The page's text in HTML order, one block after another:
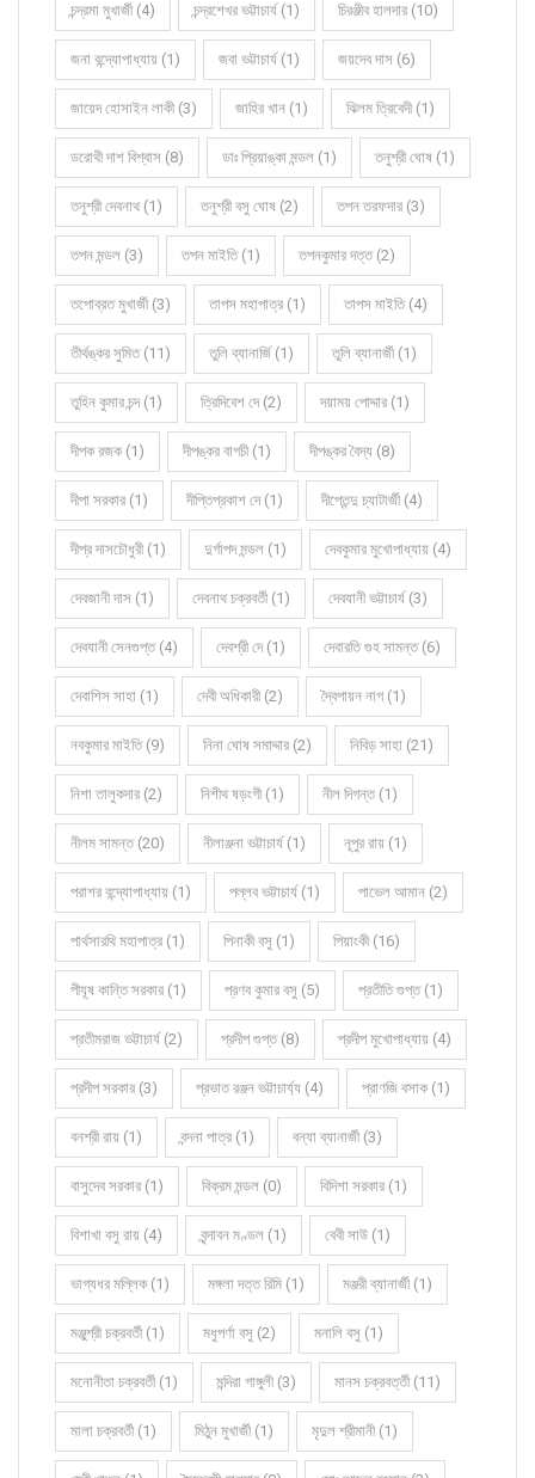
চন্দ্রমা মুখার্জী (4) চন্দ্রশেখর ভট্টাচার্য (1) চিরঞ্জীব হালদার (10)
জনা বন্দ্যোপাধ্যায় (1) জবা ভট্টাচার্য (1) জয়দেব দাস (6)
জায়েদ হোসাইন লাকী (3) জাহির খান (1) ঝিলম ত্রিবেদী (1)
ডরোথী দাশ বিশ্বাস (8) ডাঃ প্রিয়াঙ্কা মন্ডল (1) তনুশ্রী ঘোষ (1)
তনুশ্রী দেবনাথ (1) তনুশ্রী বসু ঘোষ (2) তপন তরফদার (3)
তপন মন্ডল (3) তপন মাইতি (1) তপনকুমার দত্ত (2)
তপোব্রত মুখার্জী (3) তাপস মহাপাত্র (1) তাপস মাইতি (4)
তীর্থঙ্কর সুমিত (11) তুলি ব্যানার্জি (1) তুলি ব্যানার্জী (1)
তুহিন কুমার চন্দ (1) ত্রিদিবেশ দে (2) দয়াময় পোদ্দার (1)
দীপক রজক (1) দীপঙ্কর বাগচী (1) দীপঙ্কর বৈদ্য (8)
দীপা সরকার (1) দীপ্তিপ্রকাশ দে (1) দীপ্তেন্দু চ্যাটার্জী (4)
দীপ্র দাসচৌধুরী (1) দুর্গাপদ মন্ডল (1) দেবকুমার মুখোপাধ্যায় (4)
দেবজানী দাস (1) দেবনাথ চক্রবর্তী (1) দেবযানী ভট্টাচার্য (3)
দেবযানী সেনগুপ্ত (4) দেবশ্রী দে (1) দেবারতি গুহ সামন্ত (6)
দেবাশিস সাহা (1) দেবী অধিকারী (2) দ্বৈপায়ন নাগ (1)
নবকুমার মাইতি (9) নিনা ঘোষ সমাদ্দার (2) নিবিড় সাহা (21)
নিশা তালুকদার (2) নিশীথ ষড়ংগী (1) নীল দিগন্ত (1)
নীলম সামন্ত (20) নীলাঞ্জনা ভট্টাচার্য (1) নূপুর রায় (1)
পরাশর বন্দ্যোপাধ্যায় (1) পল্লব ভট্টাচার্য (1) পাভেল আমান (2)
পার্থসারথি মহাপাত্র (1) পিনাকী বসু (1) পিয়াংকী (16)
পীযূষ কান্তি সরকার (1) প্রণব কুমার বসু (5) প্রতীতি গুপ্ত (1)
প্রতীমরাজ ভট্টাচার্য (2) প্রদীপ গুপ্ত (8) প্রদীপ মুখোপাধ্যায় (4)
প্রদীপ সরকার (3) প্রভাত রঞ্জন ভট্টাচার্য্য (4) প্রাণজি বসাক (1)
বনশ্রী রায় (1) বন্দনা পাত্র (1) বন্যা ব্যানার্জী (3)
বাসুদেব সরকার (1) বিক্রম মন্ডল (0) বিদিশা সরকার (1)
বিশাখা বসু রায় (4) বৃন্দাবন মণ্ডল (1) বেবী সাউ (1)
ভাগ্যধর মল্লিক (1) মঙ্গলা দত্ত রিমি (1) মঞ্জরী ব্যানার্জী (1)
মঞ্জুশ্রী চক্রবর্তী (1) মধুপর্ণা বসু (2) মনালি বসু (1)
মনোনীতা চক্রবর্তী (1) মন্দিরা গাঙ্গুলী (3) মানস চক্রবর্ত্তী (11)
মালা চক্রবর্তী (1) মিঠুন মুখার্জী (1) মৃদুল শ্রীমানী (1)